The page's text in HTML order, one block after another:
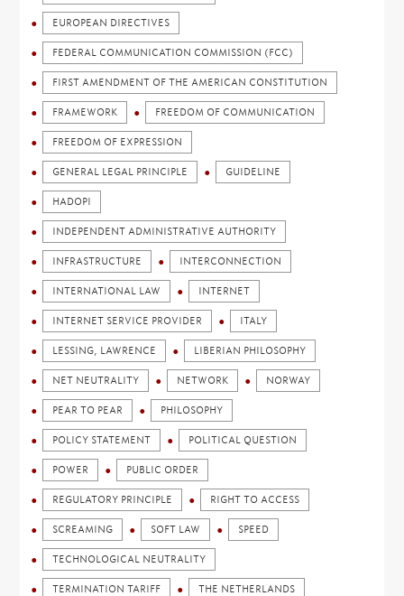
EUROPEAN DIRECTIVES
FEDERAL COMMUNICATION COMMISSION (FCC)
FIRST AMENDMENT OF THE AMERICAN CONSTITUTION
FRAMEWORK FREEDOM OF COMMUNICATION
FREEDOM OF EXPRESSION
GENERAL LEGAL PRINCIPLE GUIDELINE
HADOPI
INDEPENDENT ADMINISTRATIVE AUTHORITY
INFRASTRUCTURE INTERCONNECTION
INTERNATIONAL LAW INTERNET
INTERNET SERVICE PROVIDER ITALY
LESSING, LAWRENCE LIBERIAN PHILOSOPHY
NET NEUTRALITY NETWORK NORWAY
PEAR TO PEAR PHILOSOPHY
POLICY STATEMENT POLITICAL QUESTION
POWER PUBLIC ORDER
REGULATORY PRINCIPLE RIGHT TO ACCESS
SCREAMING SOFT LAW SPEED
TECHNOLOGICAL NEUTRALITY
TERMINATION TARIFF THE NETHERLANDS